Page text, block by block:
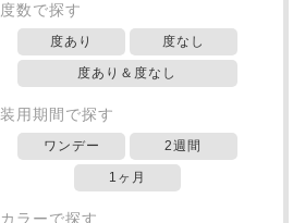
度数で探す
度あり 度なし
度あり＆度なし
装用期間で探す
ワンデー 2週間
1ヶ月
カラーで探す